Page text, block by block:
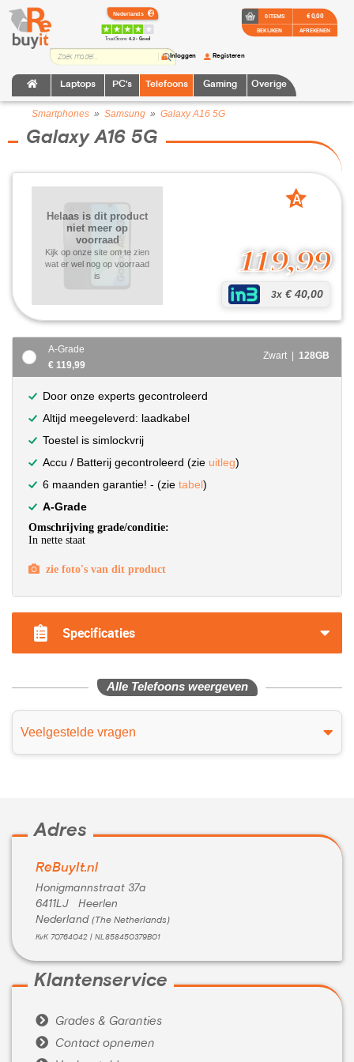
TrustScore:4.2 • Goed
Laptops PC's Telefoons Gaming Overige
Inloggen Registeren
0 ITEMS
BEKIJKEN
€ 0,00
AFREKENEN
Smartphones » Samsung » Galaxy A16 5G
Galaxy A16 5G
119,99
3x € 40,00
Helaas is dit product
niet meer op
voorraad
Kijk op onze site om te zien
wat er wel nog op voorraad
is
A
A-Grade
€ 119,99
Zwart | 128GB
Door onze experts gecontroleerd
Altijd meegeleverd: laadkabel
Toestel is simlockvrij
Accu / Batterij gecontroleerd (zie uitleg)
6 maanden garantie! - (zie tabel)
A-Grade
Omschrijving grade/conditie:
In nette staat
zie foto's van dit product
Specificaties
Alle Telefoons weergeven
Veelgestelde vragen
Adres
ReBuyIt.nl
Honigmannstraat 37a
6411LJ Heerlen
Nederland (The Netherlands)
KvK 70764042 | NL858450379B01
Klantenservice
 Grades & Garanties
 Contact opnemen